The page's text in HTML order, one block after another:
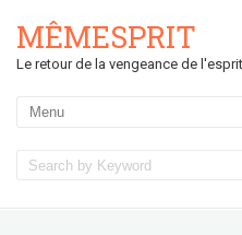
MÊMESPRIT
Le retour de la vengeance de